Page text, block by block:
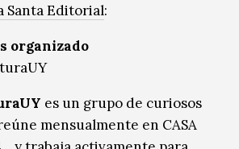
Santa Editorial:
organizado
es un grupo de curiosos
mensualmente en CASA